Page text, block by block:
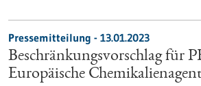
Pressemitteilung - 13.01.2023
Beschränkungsvorschlag für
Europäische